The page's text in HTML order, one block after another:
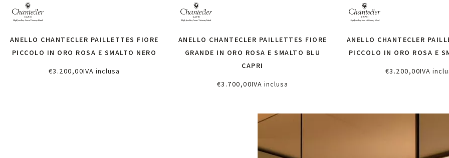
ANELLO CHANTECLER PAILLETTES FIORE
PICCOLO IN ORO ROSA E SMALTO NERO
€3.200,00IVA inclusa
ANELLO CHANTECLER PAILLETTES FIORE
GRANDE IN ORO ROSA E SMALTO BLU
CAPRI
€3.700,00IVA inclusa
ANELLO CHANTECLER
PICCOLO IN ORO ROSA E
€3.200,00IVA